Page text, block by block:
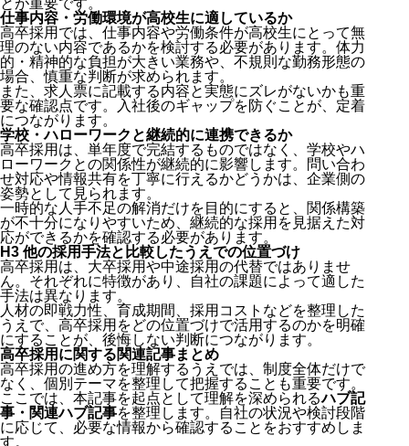
とが重要です。
仕事内容・労働環境が高校生に適しているか
高卒採用では、仕事内容や労働条件が高校生にとって無
理のない内容であるかを検討する必要があります。体力
的・精神的な負担が大きい業務や、不規則な勤務形態の
場合、慎重な判断が求められます。
また、求人票に記載する内容と実態にズレがないかも重
要な確認点です。入社後のギャップを防ぐことが、定着
につながります。
学校・ハローワークと継続的に連携できるか
高卒採用は、単年度で完結するものではなく、学校やハ
ローワークとの関係性が継続的に影響します。問い合わ
せ対応や情報共有を丁寧に行えるかどうかは、企業側の
姿勢として見られます。
一時的な人手不足の解消だけを目的にすると、関係構築
が不十分になりやすいため、継続的な採用を見据えた対
応ができるかを確認する必要があります。
H3 他の採用手法と比較したうえでの位置づけ
高卒採用は、大卒採用や中途採用の代替ではありませ
ん。それぞれに特徴があり、自社の課題によって適した
手法は異なります。
人材の即戦力性、育成期間、採用コストなどを整理した
うえで、高卒採用をどの位置づけで活用するのかを明確
にすることが、後悔しない判断につながります。
高卒採用に関する関連記事まとめ
高卒採用の進め方を理解するうえでは、制度全体だけで
なく、個別テーマを整理して把握することも重要です。
ここでは、本記事を起点として理解を深められるハブ記
事・関連ハブ記事を整理します。自社の状況や検討段階
に応じて、必要な情報から確認することをおすすめしま
す。